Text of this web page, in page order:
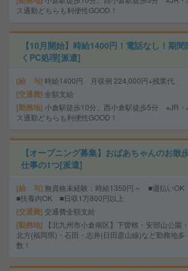
ス通勤どちらも利便性GOOD！
【10月開始】時給1400円！電話なし！期
くPC処理[派遣]
給 与 時給1400円 月収例 224,000円+残業代
交通費 全額支給
勤務地 小倉駅徒歩10分、西小倉駅徒歩5分 ※JR・
ス通勤どちらも利便性GOOD！
【オープニング募集】おばあちゃんのお散
仕事の1つ[派遣]
給 与 無資格未経験：時給1350円～ ■週払いOK
■扶養内OK ■日収1万800円以上
交通費 交通費全額支給
勤務地
【北九州市小倉南区】下曽根・安部山公園・
北方(福岡県)・石田・志井(日田彦山線)など勤務地多
数！